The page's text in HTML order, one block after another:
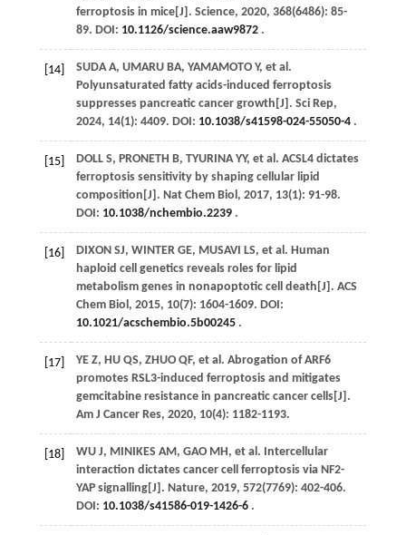
ferroptosis in mice[J]. Science, 2020, 368(6486): 85-
89. DOI: 10.1126/science.aaw9872.
[14] SUDA A, UMARU BA, YAMAMOTO Y, et al .
Polyunsaturated fatty acids-induced ferroptosis
suppresses pancreatic cancer growth[J]. Sci Rep,
2024, 14(1): 4409. DOI: 10.1038/s41598-024-55050-4.
[15] DOLL S, PRONETH B, TYURINA YY, et al . ACSL4 dictates
ferroptosis sensitivity by shaping cellular lipid
composition[J]. Nat Chem Biol , 2017, 13(1): 91-98.
DOI: 10.1038/nchembio.2239.
[16] DIXON SJ, WINTER GE, MUSAVI LS, et al . Human
haploid cell genetics reveals roles for lipid
metabolism genes in nonapoptotic cell death[J]. ACS
Chem Biol , 2015, 10(7): 1604-1609. DOI:
10.1021/acschembio.5b00245.
[17] YE Z, HU QS, ZHUO QF, et al . Abrogation of ARF6
promotes RSL3-induced ferroptosis and mitigates
gemcitabine resistance in pancreatic cancer cells[J].
Am J Cancer Res, 2020, 10(4): 1182-1193.
[18] WU J, MINIKES AM , GAO MH , et al . Intercellular
interaction dictates cancer cell ferroptosis via NF2-
YAP signalling[J]. Nature, 2019, 572(7769): 402-406.
DOI: 10.1038/s41586-019-1426-6.